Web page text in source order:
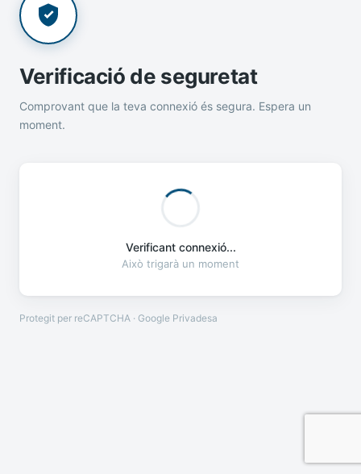
Verificació de seguretat
Comprovant que la teva connexió és segura. Espera un
moment.
Verificant connexió...
Això trigarà un moment
Protegit per reCAPTCHA · Google Privadesa